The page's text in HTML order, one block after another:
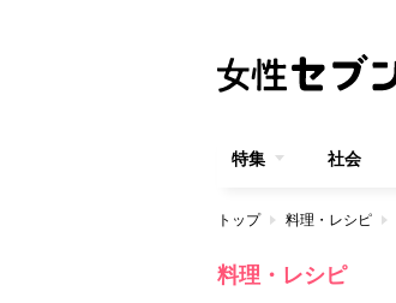
特集 社会
トップ 料理・レシピ
料理・レシピ